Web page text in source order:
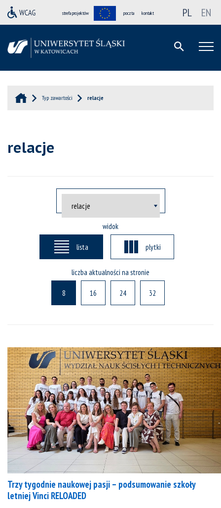
strefa projektów poczta kontakt PL EN
Typ zawartości relacje
relacje
widok
lista plytki
liczba aktualności na stronie
8 16 24 32
Trzy tygodnie naukowej pasji – podsumowanie szkoły
letniej Vinci RELOADED